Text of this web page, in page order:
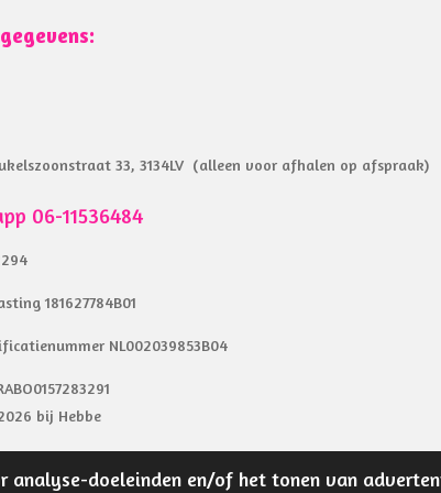
analyse-doeleinden en/of het tonen van
33, 3134LV (alleen voor afhalen op afspraak)
06-11536484
181627784B01
NL002039853B04
bij Hebbe